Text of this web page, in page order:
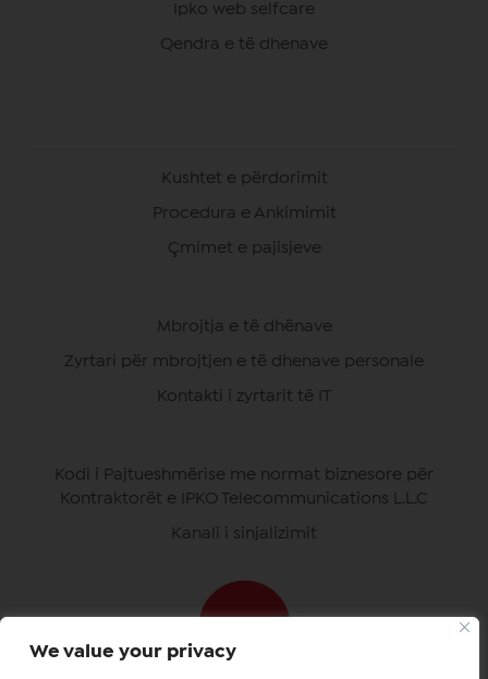
We value your privacy
Ipko web selfcare
Qendra e të dhenave
Kushtet e përdorimit
Procedura e Ankimimit
Çmimet e pajisjeve
Mbrojtja e të dhënave
Zyrtari për mbrojtjen e të dhenave personale
Kontakti i zyrtarit të IT
Kodi i Pajtueshmërise me normat biznesore për
Kontraktorët e IPKO Telecommunications L.L.C
Kanali i sinjalizimit